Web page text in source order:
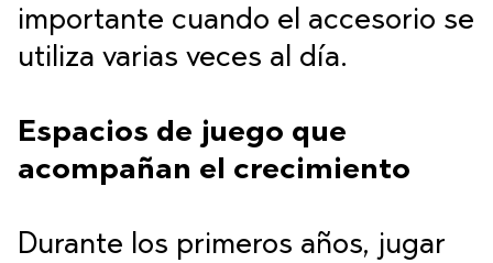
importante cuando el accesorio se
utiliza varias veces al día.
Espacios de juego que
acompañan el crecimiento
Durante los primeros años, jugar